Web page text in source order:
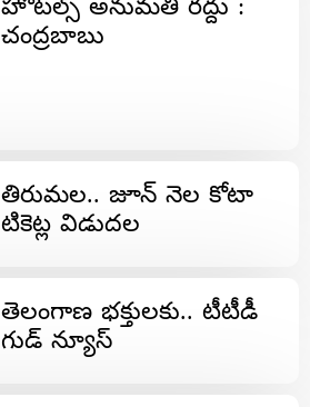
హోటల్స్ అనుమతి రద్దు :
చంద్రబాబు
తిరుమల.. జూన్ నెల కోటా
టికెట్ల విడుదల
తెలంగాణ భ‌క్తుల‌కు.. టీటీడీ
గుడ్ న్యూస్